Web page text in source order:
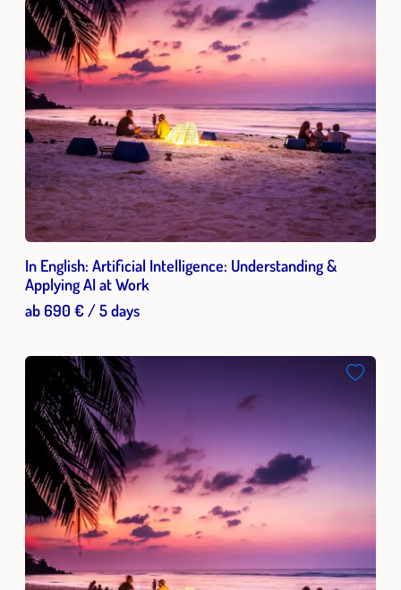
In English: Artificial Intelligence: Understanding &
Applying AI at Work
ab 690 € / 5 days